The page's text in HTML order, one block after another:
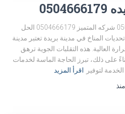
فنى عزل فوم ببريده0504666179 شركه المتميز 0504666179 الحل
منزلك: 1. مواجهة تحديات المناخ في مدينة بريدة تعتبر مدينة
العالية. هذه التقلبات الجوية ترهق
بناءً على ذلك، تبرز الحاجة الماسة لخدمات
لتوفير
اقرأ المزيد
منذ